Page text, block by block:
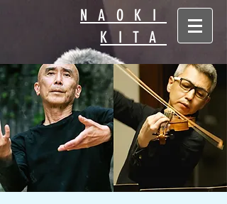
NAOKI
KITA